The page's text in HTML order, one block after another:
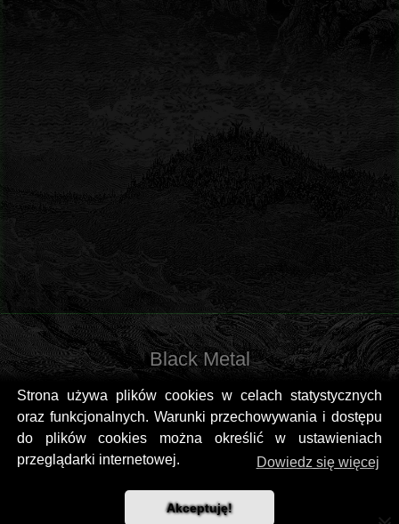
Strona używa plików cookies w celach statystycznych
oraz funkcjonalnych. Warunki przechowywania i dostępu
do plików cookies można określić w ustawieniach
przeglądarki internetowej.
Dowiedz się więcej
Akceptuję!
Black Metal